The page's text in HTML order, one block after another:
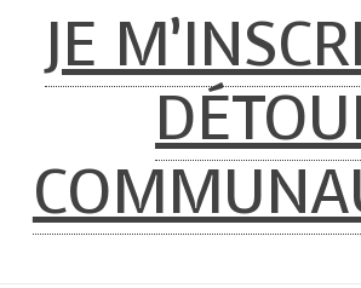
JE